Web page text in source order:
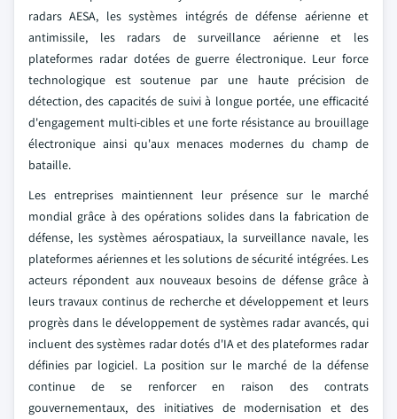
radars AESA, les systèmes intégrés de défense aérienne et
antimissile, les radars de surveillance aérienne et les
plateformes radar dotées de guerre électronique. Leur force
technologique est soutenue par une haute précision de
détection, des capacités de suivi à longue portée, une efficacité
d'engagement multi-cibles et une forte résistance au brouillage
électronique ainsi qu'aux menaces modernes du champ de
bataille.
Les entreprises maintiennent leur présence sur le marché
mondial grâce à des opérations solides dans la fabrication de
défense, les systèmes aérospatiaux, la surveillance navale, les
plateformes aériennes et les solutions de sécurité intégrées. Les
acteurs répondent aux nouveaux besoins de défense grâce à
leurs travaux continus de recherche et développement et leurs
progrès dans le développement de systèmes radar avancés, qui
incluent des systèmes radar dotés d'IA et des plateformes radar
définies par logiciel. La position sur le marché de la défense
continue de se renforcer en raison des contrats
gouvernementaux, des initiatives de modernisation et des